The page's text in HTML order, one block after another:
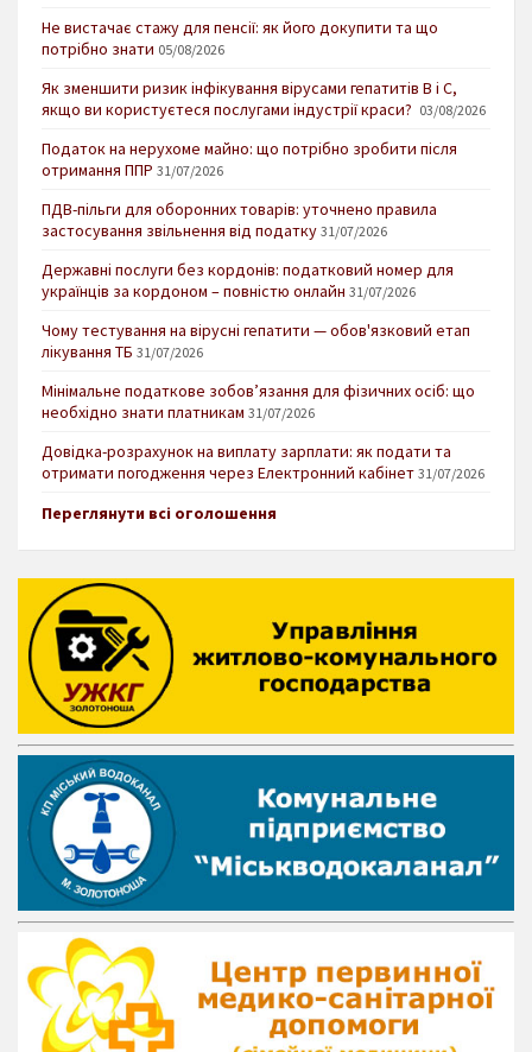
Не вистачає стажу для пенсії: як його докупити та що
потрібно знати 05/08/2026
Як зменшити ризик інфікування вірусами гепатитів В і С,
якщо ви користуєтеся послугами індустрії краси? 03/08/2026
Податок на нерухоме майно: що потрібно зробити після
отримання ППР 31/07/2026
ПДВ-пільги для оборонних товарів: уточнено правила
застосування звільнення від податку 31/07/2026
Державні послуги без кордонів: податковий номер для
українців за кордоном – повністю онлайн 31/07/2026
Чому тестування на вірусні гепатити — обов'язковий етап
лікування ТБ 31/07/2026
Мінімальне податкове зобов’язання для фізичних осіб: що
необхідно знати платникам 31/07/2026
Довідка-розрахунок на виплату зарплати: як подати та
отримати погодження через Електронний кабінет 31/07/2026
Переглянути всі оголошення